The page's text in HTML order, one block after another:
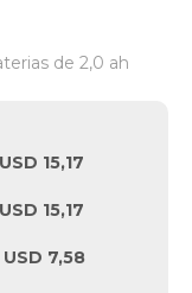
de 2,0 ah
USD 15,17
USD 15,17
USD 7,58